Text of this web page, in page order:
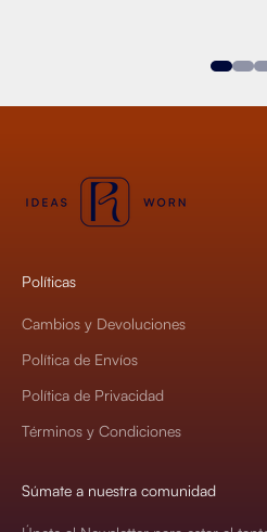
Ir alIr alIr
Políticas
Cambios y Devoluciones
Política de Envíos
Política de Privacidad
Términos y Condiciones
Súmate a nuestra comunidad